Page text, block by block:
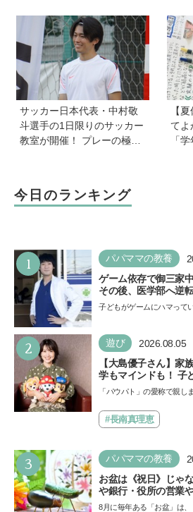
ワザ・裏ミチ徹底ガイド】
でき
れた
ける
サッカー日本代表・中村敬
斗選手の1日限りのサッカー
教室が開催！ プレーの極意
【
てよ
「
敗
今日のランキング
1 パパママの教養
ゲーム依存で御三家
その後、医学部へ逆
「ゲームの経験が受
子どもがゲームにハマって
い…
2 遊び 2026.08.05
【大島優子さん】家
学もマインドも！ 子
声優をつとめた映画
できると子どもに知っ
「パウパト」の愛称で親し
ザ…#長南真理恵
3 パパママの教養
お盆は《祝日》じゃ
や銀行・役所の営業
8月に毎年ある「お盆」は、